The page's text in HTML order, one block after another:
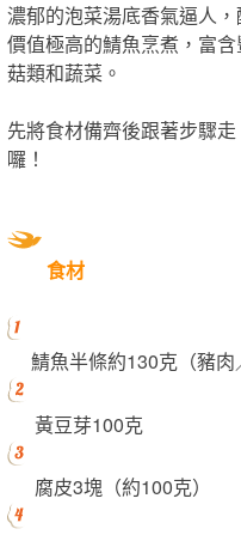
濃郁的泡菜湯底香氣逼人
價值極高的鯖魚烹煮，富
菇類和蔬菜。
先將食材備齊後跟著步驟
囉！
食材
鯖魚半條約130克（豬肉
黃豆芽100克
腐皮3塊（約100克）